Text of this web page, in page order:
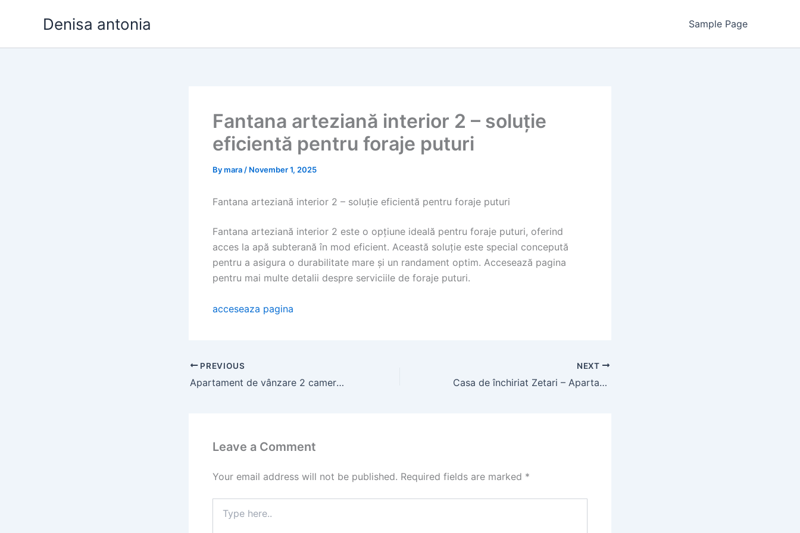
Denisa antonia Sample Page
Fantana arteziană interior 2 – soluție
eficientă pentru foraje puturi
Bymara / November 1, 2025
Fantana arteziană interior 2 – soluție eficientă pentru foraje puturi
Fantana arteziană interior 2 este o opțiune ideală pentru foraje puturi, oferind
acces la apă subterană în mod eficient. Această soluție este special concepută
pentru a asigura o durabilitate mare și un randament optim. Accesează pagina
pentru mai multe detalii despre serviciile de foraje puturi.
acceseaza pagina
PREVIOUS
Apartament de vânzare 2 camere în București
NEXT
Casa de închiriat Zetari – Apartamente studiouri
Leave a Comment
Your email address will not be published. Required fields are marked *
here..